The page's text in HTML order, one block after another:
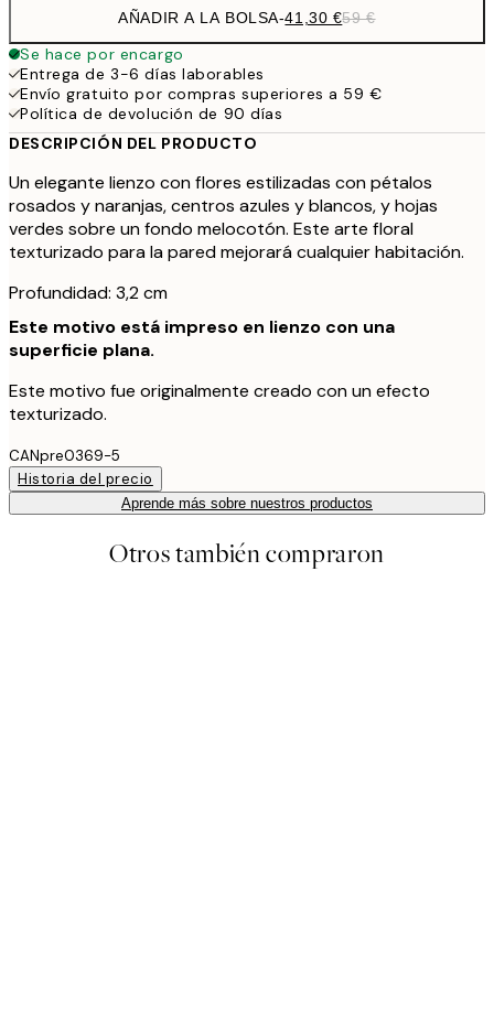
AÑADIR A LA BOLSA-41,30 €59 €
Se hace por encargo
Entrega de 3-6 días laborables
Envío gratuito por compras superiores a 59 €
Política de devolución de 90 días
DESCRIPCIÓN DEL PRODUCTO
Un elegante lienzo con flores estilizadas con pétalos
rosados y naranjas, centros azules y blancos, y hojas
verdes sobre un fondo melocotón. Este arte floral
texturizado para la pared mejorará cualquier habitación.
Profundidad: 3,2 cm
Este motivo está impreso en lienzo con una
superficie plana.
Este motivo fue originalmente creado con un efecto
texturizado.
CANpre0369-5
Historia del precio
Aprende más sobre nuestros productos
Otros también compraron